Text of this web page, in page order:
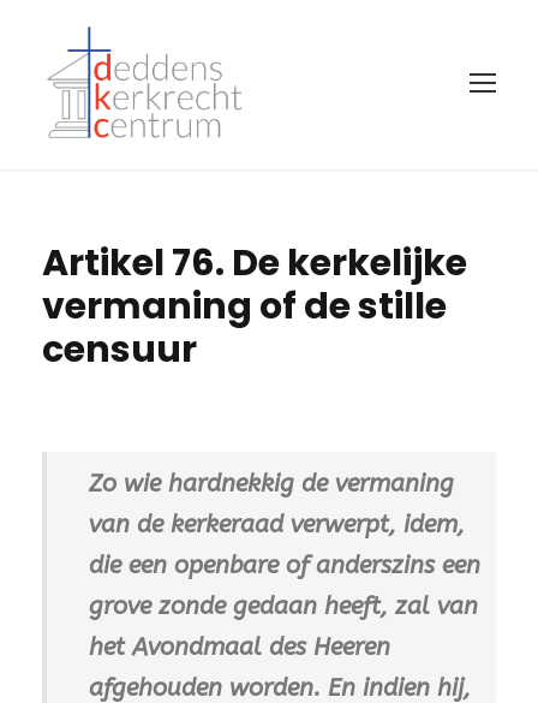
Artikel 76. De kerkelijke
vermaning of de stille
censuur
Zo wie hardnekkig de vermaning
van de kerkeraad verwerpt, idem,
die een openbare of anderszins een
grove zonde gedaan heeft, zal van
het Avondmaal des Heeren
afgehouden worden. En indien hij,